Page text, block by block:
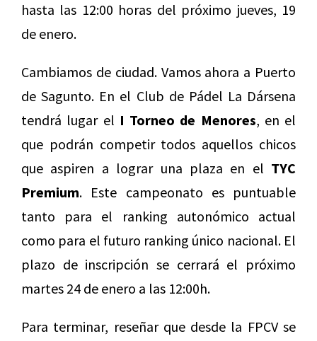
hasta las 12:00 horas del próximo jueves, 19
de enero.
Cambiamos de ciudad. Vamos ahora a Puerto
de Sagunto. En el Club de Pádel La Dársena
tendrá lugar el I Torneo de Menores, en el
que podrán competir todos aquellos chicos
que aspiren a lograr una plaza en el TYC
Premium. Este campeonato es puntuable
tanto para el ranking autonómico actual
como para el futuro ranking único nacional. El
plazo de inscripción se cerrará el próximo
martes 24 de enero a las 12:00h.
Para terminar, reseñar que desde la FPCV se